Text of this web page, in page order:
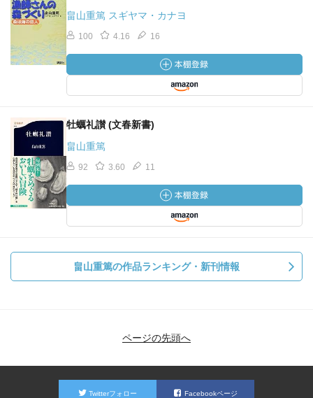
畠山重篤 スギヤマ・カナヨ
100 4.16 16
牡蠣礼讃 (文春新書)
畠山重篤
92 3.60 11
畠山重篤の作品ランキング・新刊情報
ページの先頭へ
Twitterフォロー Facebookページ